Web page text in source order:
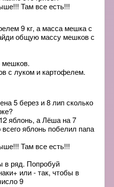
Там все есть!!!
9 кг, а масса мешка с
общую массу мешков с
мешков.
с луком и картофелем.
5 берез и 8 лип сколько
яблонь, а Лёша на 7
яблонь побелил папа
Там все есть!!!
в ряд. Попробуй
или - так, чтобы в
9